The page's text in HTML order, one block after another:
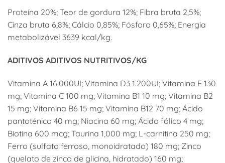
Proteína 20%; Teor de gordura 12%; Fibra bruta 2,5%;
Cinza bruta 6,8%; Cálcio 0,85%; Fósforo 0,65%; Energia
metabolizável 3639 kcal/kg.
ADITIVOS ADITIVOS NUTRITIVOS/KG
Vitamina A 16.000UI; Vitamina D3 1.200UI; Vitamina E 130
mg; Vitamina C 100 mg; Vitamina B1 10 mg; Vitamina B2
15 mg; Vitamina B6 15 mg; Vitamina B12 70 mg; Ácido
pantoténico 40 mg; Niacina 60 mg; Ácido fólico 4 mg;
Biotina 600 mcg; Taurina 1,000 mg; L-carnitina 250 mg;
Ferro (sulfato ferroso, monoidratado) 180 mg; Zinco
(quelato de zinco de glicina, hidratado) 160 mg;